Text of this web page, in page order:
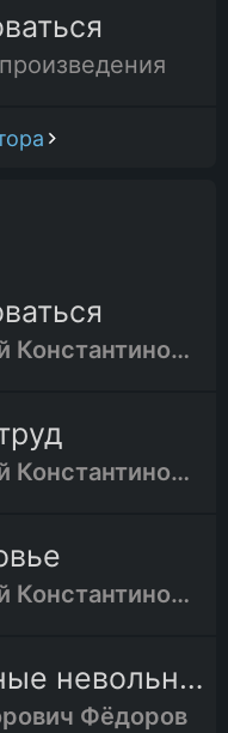
Рерих Николай Константинович
Рерих Николай Константинович
Рерих Николай Константинович
Бесчисленные невольные возвраты или единый, сознательный и добровольный возврат?
Фёдоров